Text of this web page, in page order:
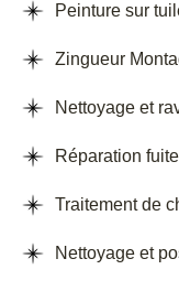
Peinture sur
Zingueur
Nettoyage et
Réparation
Traitement de
Nettoyage et